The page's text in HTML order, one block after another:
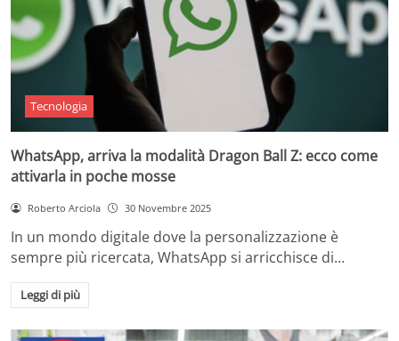
Tecnologia
WhatsApp, arriva la modalità Dragon Ball Z: ecco come
attivarla in poche mosse
Roberto Arciola 30 Novembre 2025
In un mondo digitale dove la personalizzazione è
sempre più ricercata, WhatsApp si arricchisce di…
Leggi di più